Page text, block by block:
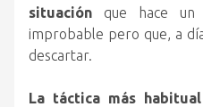
situación que hace un
improbable pero que, a
descartar.
La táctica más